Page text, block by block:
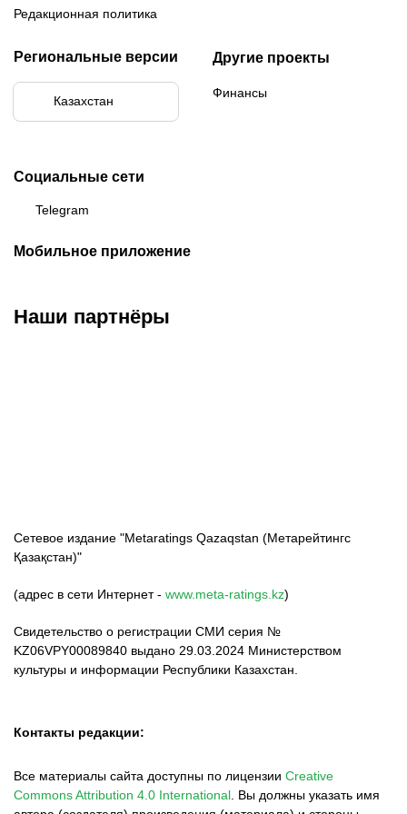
Редакционная политика
Региональные версии
Казахстан
Другие проекты
Финансы
Социальные сети
Telegram
Мобильное приложение
Наши партнёры
Сетевое издание "Metaratings Qazaqstan (Метарейтингс
Қазақстан)"
(адрес в сети Интернет - www.meta-ratings.kz)
Свидетельство о регистрации СМИ серия №
KZ06VPY00089840 выдано 29.03.2024 Министерством
культуры и информации Республики Казахстан.
Контакты редакции:
Все материалы сайта доступны по лицензии Creative
Commons Attribution 4.0 International. Вы должны указать имя